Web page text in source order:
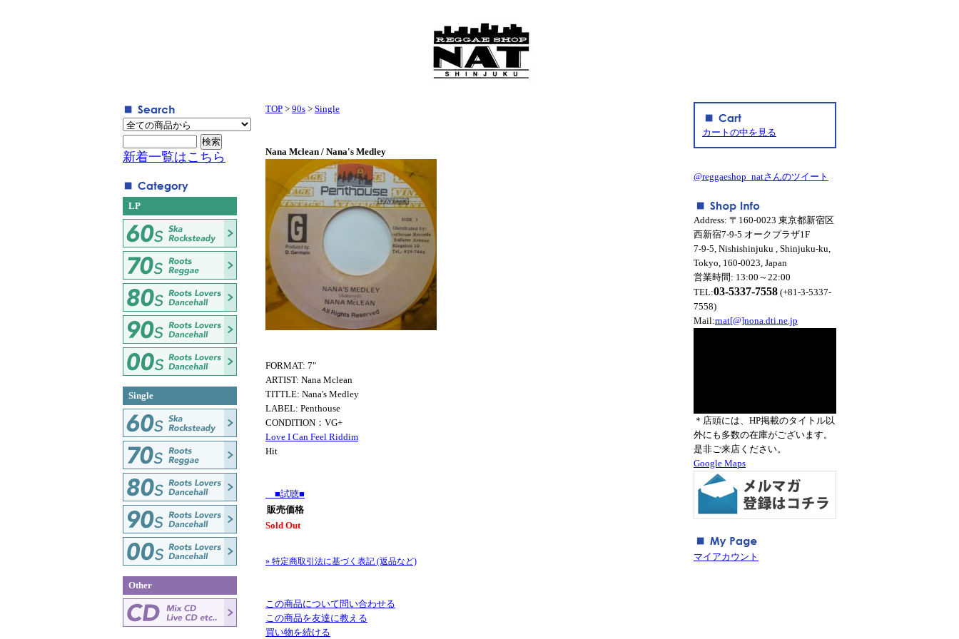
TOP > 90s > Single
Nana Mclean / Nana's Medley
FORMAT: 7"
ARTIST: Nana Mclean
TITTLE: Nana's Medley
LABEL: Penthouse
CONDITION：VG+
Love I Can Feel Riddim
Hit
■試聴■
販売価格
Sold Out
» 特定商取引法に基づく表記 (返品など)
この商品について問い合わせる
この商品を友達に教える
買い物を続ける
新着一覧はこちら
LP
Single
Other
カートの中を見る
@reggaeshop_natさんのツイート
Address: 〒160-0023 東京都新宿区
西新宿7-9-5 オークプラザ1F
7-9-5, Nishishinjuku , Shinjuku-ku,
Tokyo, 160-0023, Japan
営業時間: 13:00～22:00
TEL:03-5337-7558 (+81-3-5337-
7558)
Mail:rnat[@]nona.dti.ne.jp
＊店頭には、HP掲載のタイトル以
外にも多数の在庫がございます。
是非ご来店ください。
Google Maps
マイアカウント